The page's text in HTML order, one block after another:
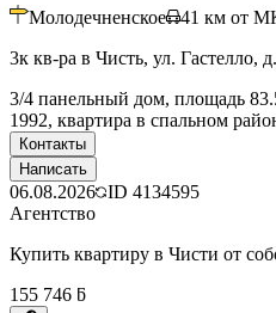
Молодечненское 41 км от
3к кв-ра в Чисть, ул. Гастелло,
3/4 панельный дом, площадь
1992, квартира в спальном
Контакты
Написать
06.08.2026 ID 4134595
Агентство
Купить квартиру в Чисти от
155 746 ƃ